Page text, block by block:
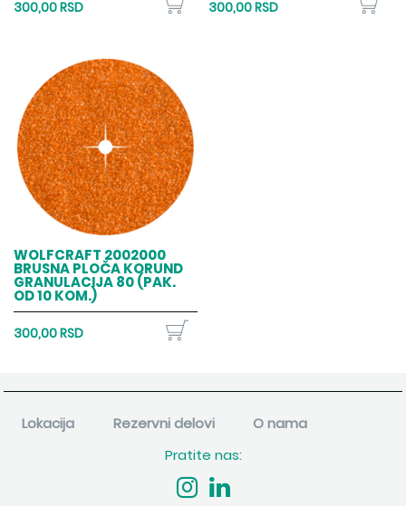
300,00 RSD 300,00 RSD
WOLFCRAFT 2002000
BRUSNA PLOČA KORUND
GRANULACIJA 80 (PAK.
OD 10 KOM.)
300,00 RSD
Lokacija Rezervni delovi
O nama
Pratite nas: